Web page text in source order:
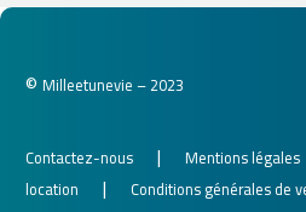
© Milleetunevie – 2023
Contactez-nous | Mentions légales
location
| Conditions générales de